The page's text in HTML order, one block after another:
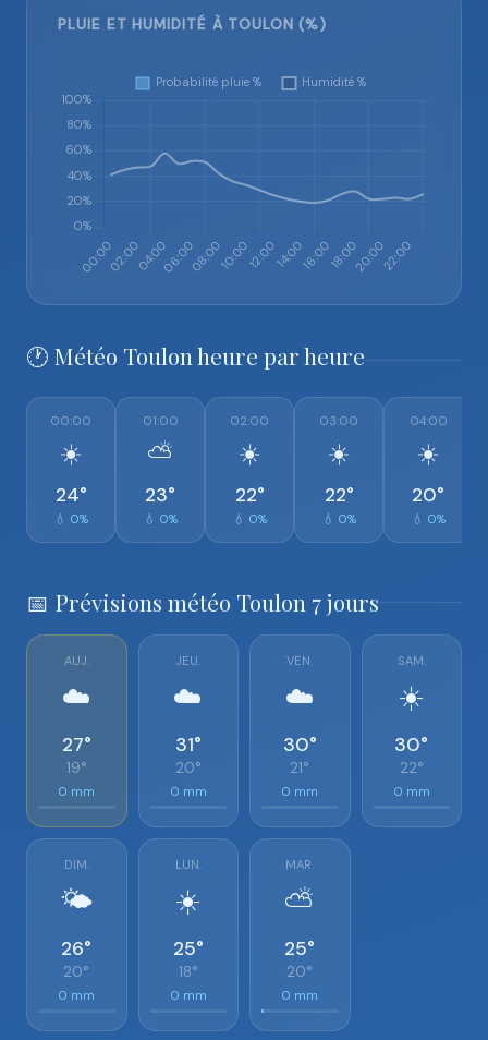
PLUIE ET HUMIDITÉ À TOULON (%)
🕐 Météo Toulon heure par heure
00:00
☀️
24°
💧 0%
01:00
⛅
23°
💧 0%
02:00
☀️
22°
💧 0%
03:00
☀️
22°
💧 0%
04:00
☀️
20°
💧 0%
📅 Prévisions météo Toulon 7 jours
AUJ.
☁️
27°
19°
0 mm
JEU.
☁️
31°
20°
0 mm
VEN.
☁️
30°
21°
0 mm
SAM.
☀️
30°
22°
0 mm
DIM.
🌤️
26°
20°
0 mm
LUN.
☀️
25°
18°
0 mm
MAR.
⛅
25°
20°
0 mm